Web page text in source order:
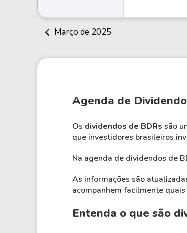
Março de 2025
Agenda de
Os dividendos de BDRs são
que investidores brasileiros
Na agenda de dividendos de
As informações são
acompanhem facilmente
Entenda o que são